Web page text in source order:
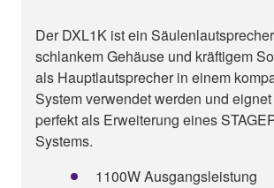
Der DXL1K ist ein
schlankem Gehäuse und kräftigem
als Hauptlautsprecher in einem
System verwendet werden und
perfekt als Erweiterung eines
Systems.
1100W Ausgangsleistung